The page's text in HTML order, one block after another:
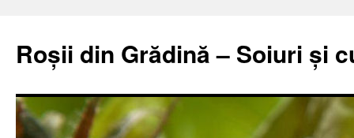
content
Roșii din Grădină – Soiuri și